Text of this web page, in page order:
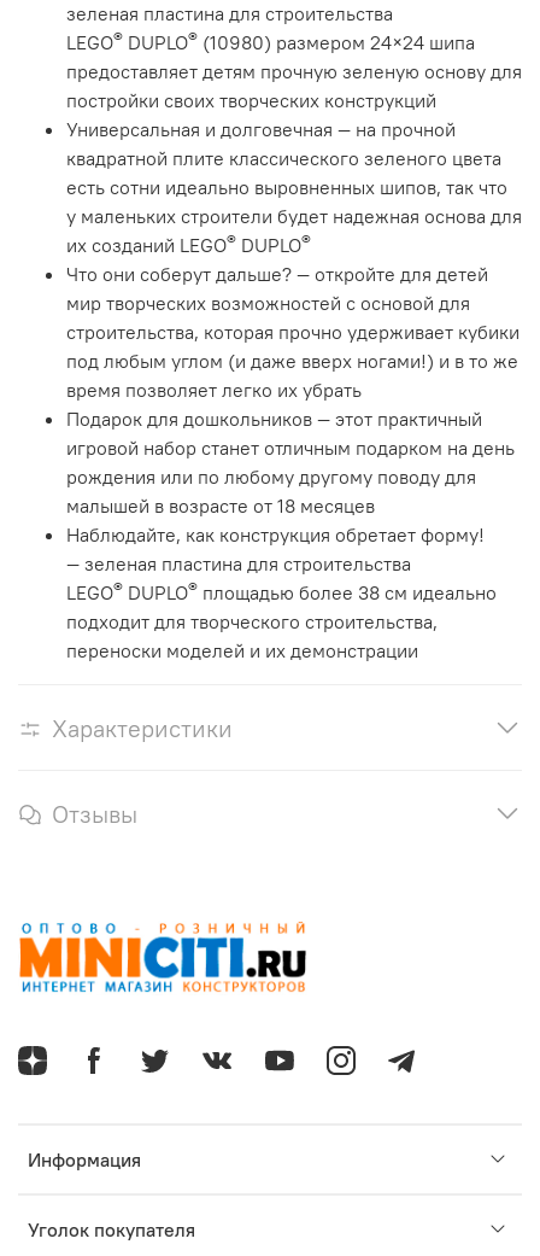
зеленая пластина для строительства
LEGO® DUPLO® (10980) размером 24×24 шипа
предоставляет детям прочную зеленую основу для
постройки своих творческих конструкций
Универсальная и долговечная — на прочной
квадратной плите классического зеленого цвета
есть сотни идеально выровненных шипов, так что
у маленьких строители будет надежная основа для
их созданий LEGO® DUPLO®
Что они соберут дальше? — откройте для детей
мир творческих возможностей с основой для
строительства, которая прочно удерживает кубики
под любым углом (и даже вверх ногами!) и в то же
время позволяет легко их убрать
Подарок для дошкольников — этот практичный
игровой набор станет отличным подарком на день
рождения или по любому другому поводу для
малышей в возрасте от 18 месяцев
Наблюдайте, как конструкция обретает форму!
— зеленая пластина для строительства
LEGO® DUPLO® площадью более 38 см идеально
подходит для творческого строительства,
переноски моделей и их демонстрации
Характеристики
Отзывы
Информация
Уголок покупателя